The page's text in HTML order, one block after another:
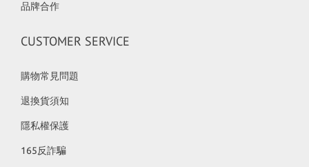
品牌合作
CUSTOMER SERVICE
購物常見問題
退換貨須知
隱私權保護
165反詐騙